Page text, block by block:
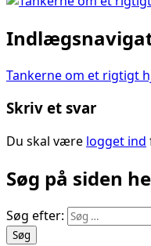
Tankerne om et rigtigt
Skriv et svar
Du skal være logget ind
Søg på siden
Søg efter: